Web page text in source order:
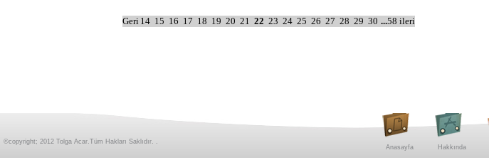
Geri 14 15 16 17 18 19 20 21 22 23 24 25 26 27 28 29 30 ...58 ileri
Anasayfa Hakkında
©copyright; 2012 Tolga Acar.Tüm Hakları Saklıdır. .